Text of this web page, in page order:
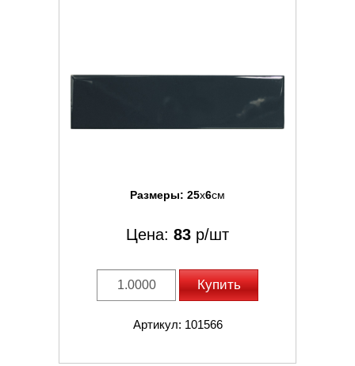
Размеры: 25x6см
Цена: 83 р/шт
Купить
Артикул: 101566